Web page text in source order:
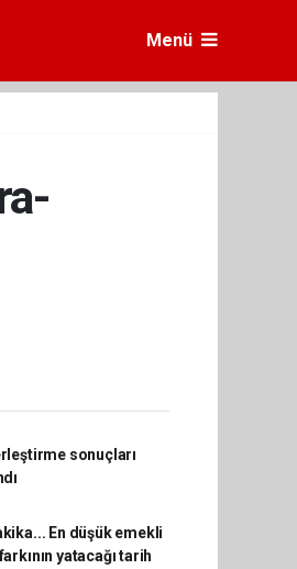
Menü
sonuçları
En düşük emekli
yatacağı tarih